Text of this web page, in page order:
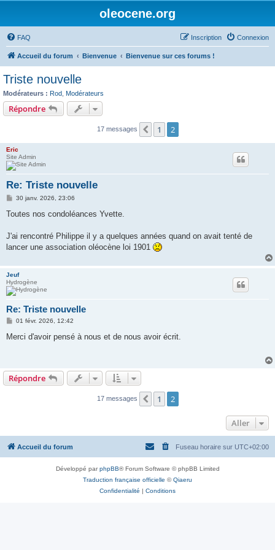
oleocene.org
FAQ Connexion
Inscription
Accueil du forum Bienvenue Bienvenue sur ces forums !
Triste nouvelle
Modérateurs : Rod Modérateurs
Répondre
17 messages Précédent
1 2
Eric
Site Admin
Re: Triste nouvelle
M
s
g
30 janv. 2026, 23:06
Toutes nos condoléances Yvette.
J'ai rencontré Philippe il y a quelques années quand on avait tenté de
lancer une association oléocène loi 1901
Jeuf
Hydrogène
Re: Triste nouvelle
M
s
01 févr. 2026, 12:42
Merci d'avoir pensé à nous et de nous avoir écrit.
Répondre
17 messages Précédent
1 2
Aller
Accueil du forum Fuseau horaire sur UTC+02:00
Développé parphpBB® Forum Software © phpBB Limited
Traduction française officielle ©Qiaeru
Confidentialité | Conditions